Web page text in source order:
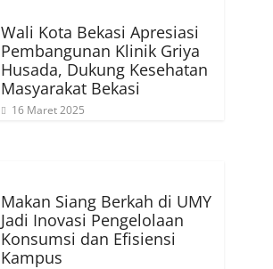
Wali Kota Bekasi Apresiasi
Pembangunan Klinik Griya
Husada, Dukung Kesehatan
Masyarakat Bekasi
16 Maret 2025
Makan Siang Berkah di UMY
Jadi Inovasi Pengelolaan
Konsumsi dan Efisiensi
Kampus